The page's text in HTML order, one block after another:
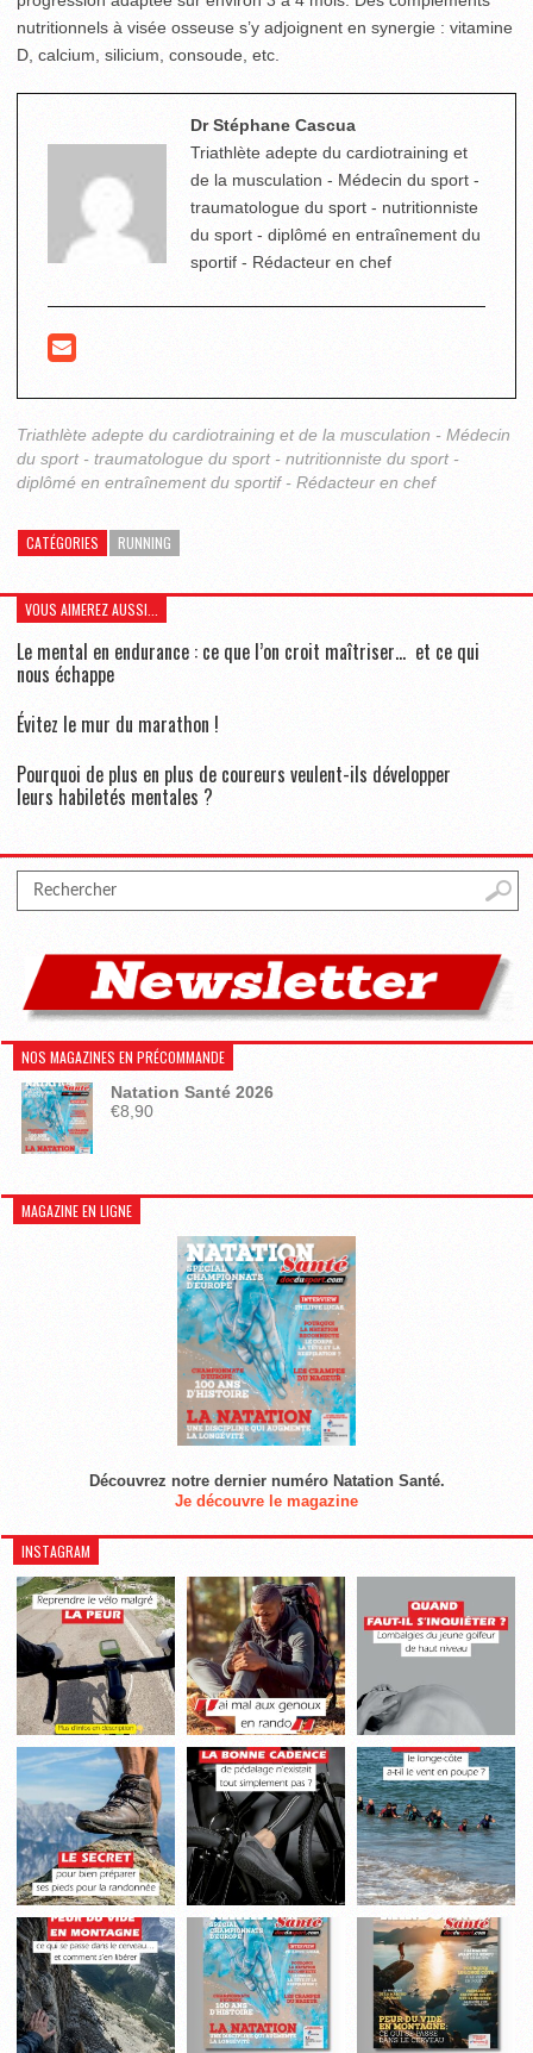
nutritionnels à visée osseuse s’y adjoignent en synergie : vitamine
D, calcium, silicium, consoude, etc.
Dr Stéphane Cascua
Triathlète adepte du cardiotraining et
de la musculation - Médecin du sport -
traumatologue du sport - nutritionniste
du sport - diplômé en entraînement du
sportif - Rédacteur en chef
Triathlète adepte du cardiotraining et de la musculation - Médecin
du sport - traumatologue du sport - nutritionniste du sport -
diplômé en entraînement du sportif - Rédacteur en chef
CATÉGORIES RUNNING
VOUS AIMEREZ AUSSI...
Le mental en endurance : ce que l’on croit maîtriser… et ce qui
nous échappe
Évitez le mur du marathon !
Pourquoi de plus en plus de coureurs veulent-ils développer
leurs habiletés mentales ?
NOS MAGAZINES EN PRÉCOMMANDE
Natation Santé 2026
€8,90
MAGAZINE EN LIGNE
Découvrez notre dernier numéro Natation Santé.
Je découvre le magazine
INSTAGRAM